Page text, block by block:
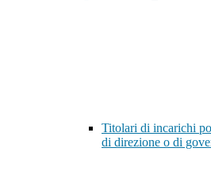
Titolari di incarichi
di direzione o di